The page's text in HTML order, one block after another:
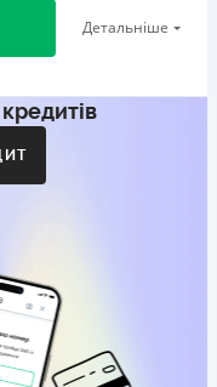
Детальніше
перший кредит
програма